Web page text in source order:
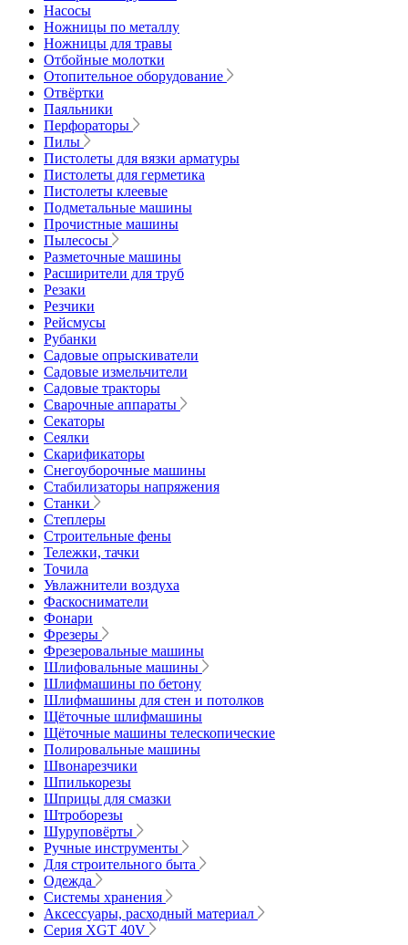
Насосы
Ножницы по металлу
Ножницы для травы
Отбойные молотки
Отопительное оборудование
Отвёртки
Паяльники
Перфораторы
Пилы
Пистолеты для вязки арматуры
Пистолеты для герметика
Пистолеты клеевые
Подметальные машины
Прочистные машины
Пылесосы
Разметочные машины
Расширители для труб
Резаки
Резчики
Рейсмусы
Рубанки
Садовые опрыскиватели
Садовые измельчители
Садовые тракторы
Сварочные аппараты
Секаторы
Сеялки
Скарификаторы
Снегоуборочные машины
Стабилизаторы напряжения
Станки
Степлеры
Строительные фены
Тележки, тачки
Точила
Увлажнители воздуха
Фаскосниматели
Фонари
Фрезеры
Фрезеровальные машины
Шлифовальные машины
Шлифмашины по бетону
Шлифмашины для стен и потолков
Щёточные шлифмашины
Щёточные машины телескопические
Полировальные машины
Швонарезчики
Шпилькорезы
Шприцы для смазки
Штроборезы
Шуруповёрты
Ручные инструменты
Для строительного быта
Одежда
Системы хранения
Аксессуары, расходный материал
Серия XGT 40V